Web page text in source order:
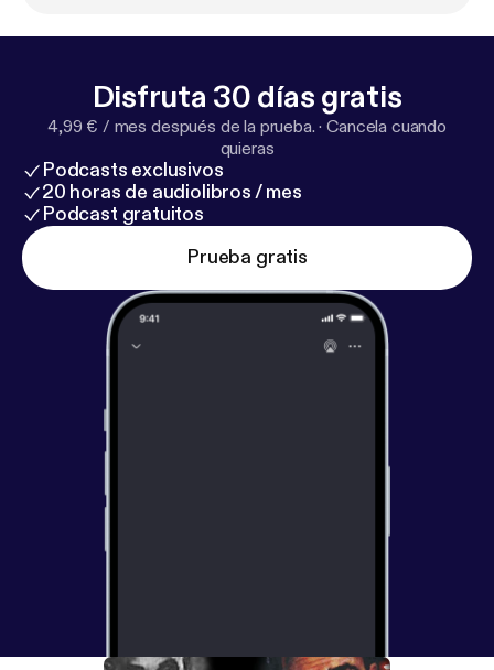
Disfruta 30 días gratis
4,99 € / mes después de la prueba. ·Cancela cuando
quieras
Podcasts exclusivos
20 horas de audiolibros / mes
Podcast gratuitos
Prueba gratis